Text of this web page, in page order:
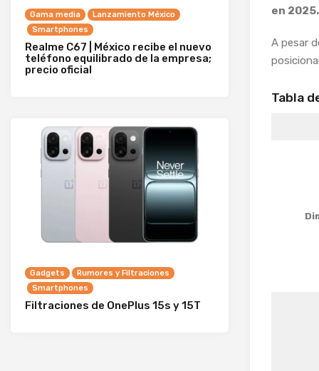
en 2025.
A pesar
Tabla
Gama media
Lanzamiento México
Smartphones
Realme C67 | México recibe el nuevo
teléfono equilibrado de la empresa;
precio oficial
Gadgets
Rumores y Filtraciones
Smartphones
Filtraciones de OnePlus 15s y 15T